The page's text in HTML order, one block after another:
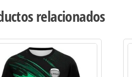
relacionados